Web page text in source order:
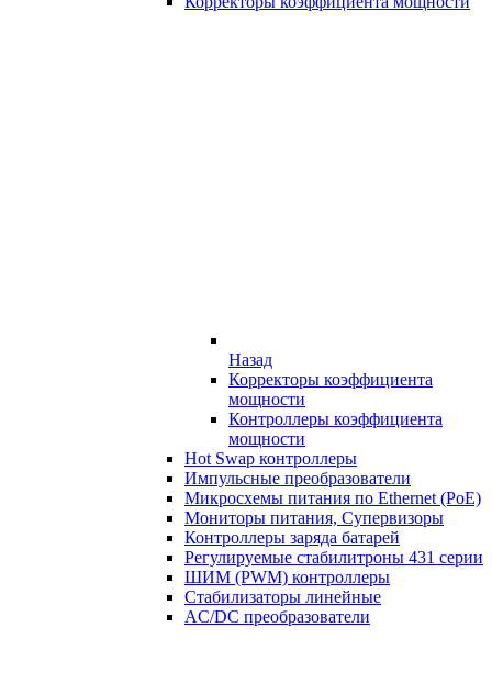
Назад
Корректоры коэффициента
мощности
Контроллеры коэффициента
мощности
Hot Swap контроллеры
Импульсные преобразователи
Микросхемы питания по Ethernet (PoE)
Мониторы питания, Супервизоры
Контроллеры заряда батарей
Регулируемые стабилитроны 431 серии
ШИМ (PWM) контроллеры
Стабилизаторы линейные
AC/DC преобразователи